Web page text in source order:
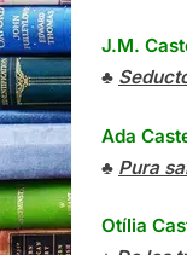
J.M.
♣
Ada
♣ Pura
Otília